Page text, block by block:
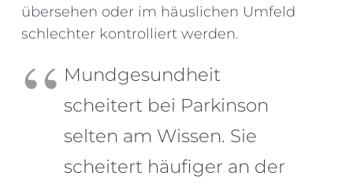
übersehen oder im häuslichen Umfeld
schlechter kontrolliert werden.
Mundgesundheit
scheitert bei Parkinson
selten am Wissen. Sie
scheitert häufiger an der